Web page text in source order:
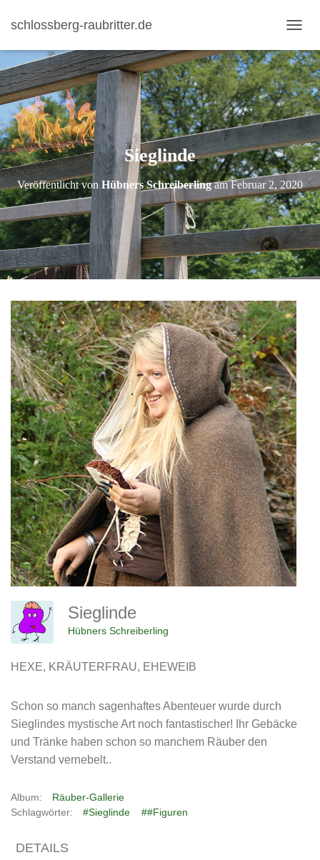
schlossberg-raubritter.de
A
V
I
G
A
O
N
U
M
S
C
A
L
T
N
Sieglinde
Veröffentlicht vonHübners SchreiberlingamFebruar 2, 2020
Sieglinde
Hübners Schreiberling
HEXE, KRÄUTERFRAU, EHEWEIB
Schon so manch sagenhaftes Abenteuer wurde durch
Sieglindes mystische Art noch fantastischer! Ihr Gebäcke
und Tränke haben schon so manchem Räuber den
Verstand vernebelt..
Album:
Räuber-Gallerie
Schlagwörter:
#Sieglinde ##Figuren
DETAILS